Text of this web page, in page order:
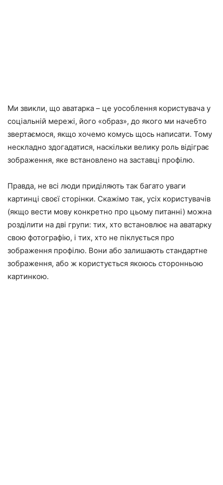
Ми звикли, що аватарка – це уособлення користувача у
соціальній мережі, його «образ», до якого ми начебто
звертаємося, якщо хочемо комусь щось написати. Тому
нескладно здогадатися, наскільки велику роль відіграє
зображення, яке встановлено на заставці профілю.
Правда, не всі люди приділяють так багато уваги
картинці своєї сторінки. Скажімо так, усіх користувачів
(якщо вести мову конкретно про цьому питанні) можна
розділити на дві групи: тих, хто встановлює на аватарку
свою фотографію, і тих, хто не піклується про
зображення профілю. Вони або залишають стандартне
зображення, або ж користується якоюсь сторонньою
картинкою.